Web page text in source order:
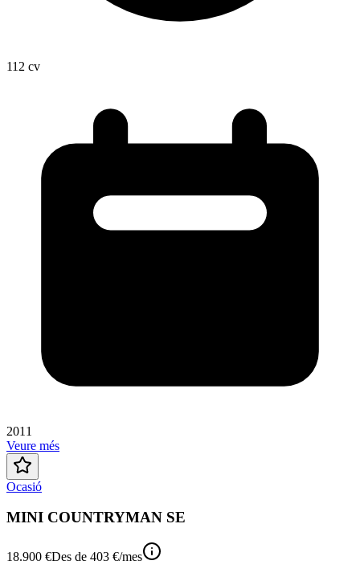
112 cv
2011
Veure més
Ocasió
MINI COUNTRYMAN SE
18.900 €Des de 403 €/mes